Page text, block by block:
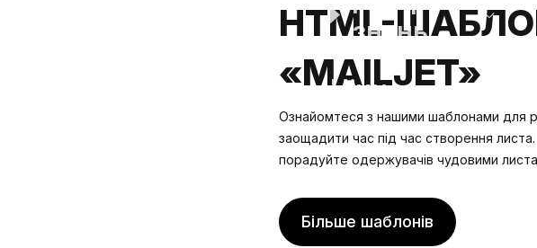
знань
Ціни
HTML-
«MAILJET»
Ознайомтеся з нашими шаблонами для
заощадити час під час створення
порадуйте одержувачів чудовими
Більше шаблонів